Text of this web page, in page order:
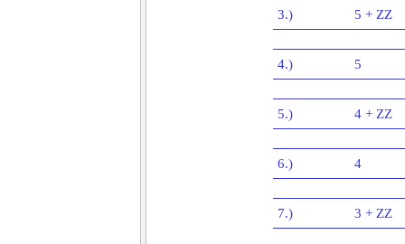
3.) 5 + ZZ
4.) 5
5.) 4 + ZZ
6.) 4
7.) 3 + ZZ